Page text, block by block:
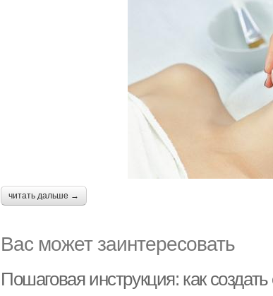
читать дальше →
Вас может заинтересовать
Пошаговая инструкция: как